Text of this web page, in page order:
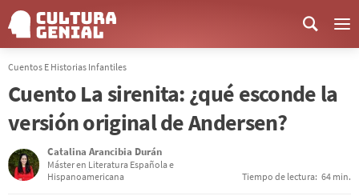
Cuentos E Historias Infantiles
Cuento La sirenita: ¿qué esconde la
versión original de Andersen?
Catalina Arancibia Durán
Máster en Literatura Española e
Hispanoamericana
Tiempo de lectura: 64 min.